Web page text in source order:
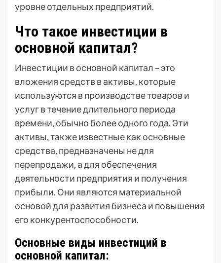
уровне отдельных предприятий.
Что такое инвестиции в
основной капитал?
Инвестиции в основной капитал – это
вложения средств в активы, которые
используются в производстве товаров и
услуг в течение длительного периода
времени, обычно более одного года. Эти
активы, также известные как основные
средства, предназначены не для
перепродажи, а для обеспечения
деятельности предприятия и получения
прибыли. Они являются материальной
основой для развития бизнеса и повышения
его конкурентоспособности.
Основные виды инвестиций в
основной капитал: